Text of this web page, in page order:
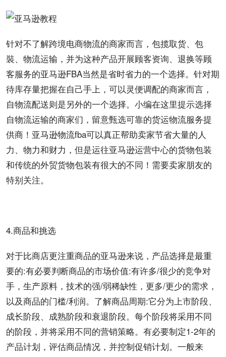
针对不了解跨境电商物流的商家而言，包揽取货、包
裝、物流运输，并为这种产品开展顾客资询、退换等顾
客服务的亚马逊FBA当然是省时省力的一个选择。针对期
待库存量把握在自己手上，可以灵便调配的商家而言，
自物流配送则是另外的一个选择。小编在这里提示选择
自物流运输的商家们，留意甄选可靠的货运物流服务提
供商！亚马逊物流fba可以真正帮助卖家节省大量的人
力、物力和财力，但是运往亚马逊运营中心的货物包装
和传统的外贸货物包装有很大的不同！需要卖家朋友的
特别关注。
4.商品和挑选
对于比商店更注重商品的亚马逊来说，产品选择是最重
要的:有必要判断商品的市场价值:有许多/很少的竞争对
手，生产原料，技术的强/弱稀缺性，更多/更少的需求，
以及商品的门槛/利润。了解商品周期:它分为上市阶段、
成长阶段、成熟阶段和衰退阶段。每个阶段将采用不同
的阶段，并将采用不同的营销策略。有必要制定1-2年的
产品计划，评估商品情况，并控制促销计划。一般来